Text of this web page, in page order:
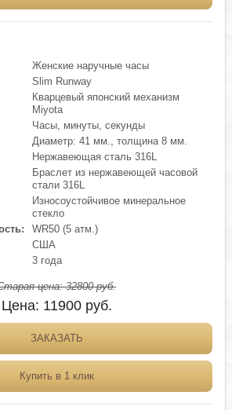
Женские наручные часы
Slim Runway
Кварцевый японский механизм
Miyota
Часы, минуты, секунды
Диаметр: 41 мм., толщина 8 мм.
Нержавеющая сталь 316L
Браслет из нержавеющей часовой
стали 316L
Износоустойчивое минеральное
стекло
WR50 (5 атм.)
США
3 года
цена:32800руб.
Цена: 11900руб.
ЗАКАЗАТЬ
Купить в 1 клик